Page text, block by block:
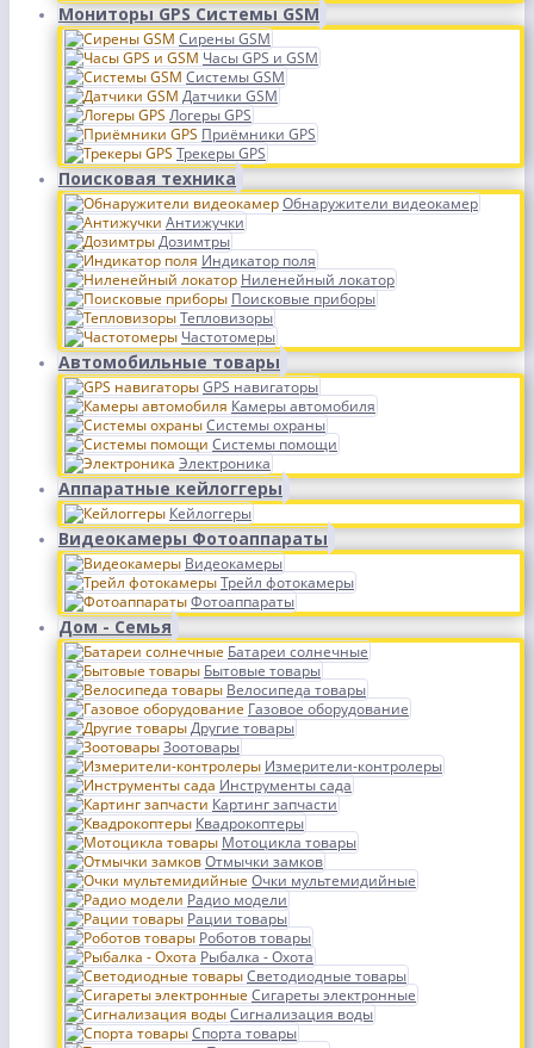
Мониторы GPS Системы GSM
Сирены GSM
Часы GPS и GSM
Системы GSM
Датчики GSM
Логеры GPS
Приёмники GPS
Трекеры GPS
Поисковая техника
Обнаружители видеокамер
Антижучки
Дозимтры
Индикатор поля
Ниленейный локатор
Поисковые приборы
Тепловизоры
Частотомеры
Автомобильные товары
GPS навигаторы
Камеры автомобиля
Системы охраны
Системы помощи
Электроника
Аппаратные кейлоггеры
Кейлоггеры
Видеокамеры Фотоаппараты
Видеокамеры
Трейл фотокамеры
Фотоаппараты
Дом - Семья
Батареи солнечные
Бытовые товары
Велосипеда товары
Газовое оборудование
Другие товары
Зоотовары
Измерители-контролеры
Инструменты сада
Картинг запчасти
Квадрокоптеры
Мотоцикла товары
Отмычки замков
Очки мультемидийные
Радио модели
Рации товары
Роботов товары
Рыбалка - Охота
Светодиодные товары
Сигареты электронные
Сигнализация воды
Спорта товары